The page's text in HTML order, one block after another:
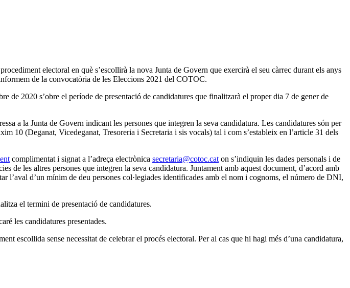
electoral en què s’escollirà la nova Junta de Govern que exercirà el seu càrrec durant els anys
de la convocatòria de les Eleccions 2021 del COTOC.
de 2020 s’obre el període de presentació de candidatures que finalitzarà el proper dia 7 de gener de
a la Junta de Govern indicant les persones que integren la seva candidatura. Les candidatures són per
10 (Deganat, Vicedeganat, Tresoreria i Secretaria i sis vocals) tal i com s’estableix en l’article 31 dels
complimentat i signat a l’adreça electrònica secretaria@cotoc.cat on s’indiquin les dades personals i de
de les altres persones que integren la seva candidatura. Juntament amb aquest document, d’acord amb
l’aval d’un mínim de deu persones col·legiades identificades amb el nom i cognoms, el número de DNI,
el termini de presentació de candidatures.
les candidatures presentades.
escollida sense necessitat de celebrar el procés electoral. Per al cas que hi hagi més d’una candidatura,